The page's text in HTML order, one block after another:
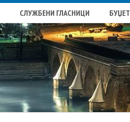
СЛУЖБЕНИ ГЛАСНИЦИ БУЏЕТ